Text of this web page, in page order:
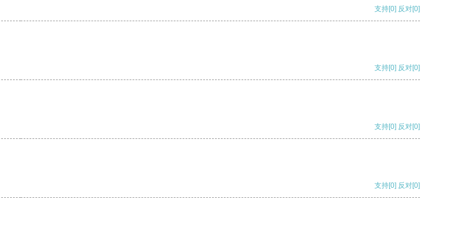
支持[0] 反对[0]
支持[0] 反对[0]
支持[0] 反对[0]
支持[0] 反对[0]